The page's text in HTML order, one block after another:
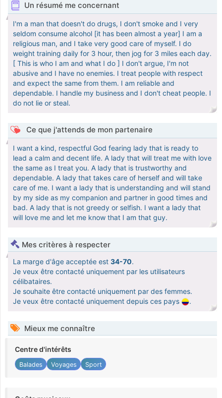
Un résumé me concernant
I'm a man that doesn't do drugs, I don't smoke and I very
seldom consume alcohol [it has been almost a year] I am a
religious man, and I take very good care of myself. I do
weight training daily for 3 hour, then jog for 3 miles each day.
[ This is who I am and what I do ] I don't argue, I'm not
abusive and I have no enemies. I treat people with respect
and expect the same from them. I am reliable and
dependable. I handle my business and I don't cheat people. I
do not lie or steal.
Ce que j'attends de mon partenaire
I want a kind, respectful God fearing lady that is ready to
lead a calm and decent life. A lady that will treat me with love
the same as I treat you. A lady that is trustworthy and
dependable. A lady that takes care of herself and will take
care of me. I want a lady that is understanding and will stand
by my side as my companion and partner in good times and
bad. A lady that is not greedy or selfish. I want a lady that
will love me and let me know that I am that guy.
Mes critères à respecter
La marge d'âge acceptée est 34-70.
Je veux être contacté uniquement par les utilisateurs
célibataires.
Je souhaite être contacté uniquement par des femmes.
Je veux être contacté uniquement depuis ces pays
.
Mieux me connaître
Centre d'intérêts
Balades Voyages Sport